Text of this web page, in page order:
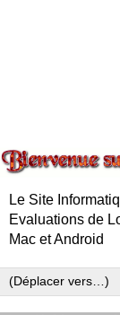
Le Site
Evaluations de
Mac et Android